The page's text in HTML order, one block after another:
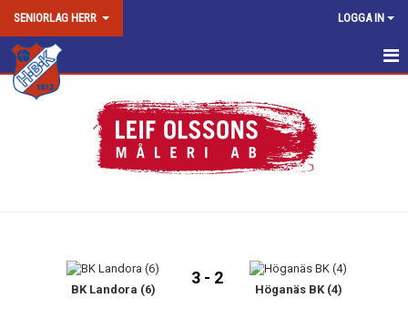
SENIORLAG HERR LOGGA IN
HEM
BILDGALLERIBK Landora (6)
3 - 2
Höganäs BK (4)